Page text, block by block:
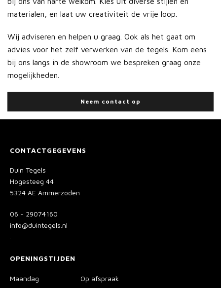
materialen, en laat uw creativiteit de vrije loop.
Wij adviseren en helpen u graag. Ook als het gaat om
advies voor het zelf verwerken van de tegels. Kom eens
bij ons langs in de showroom we bespreken graag onze
mogelijkheden.
Neem contact op
CONTACTGEGEVENS
Duin Tegels
Hogesteeg 44
5324 AE Ammerzoden
06 - 29074160
info@duintegels.nl
OPENINGSTIJDEN
Maandag
Op afspraak